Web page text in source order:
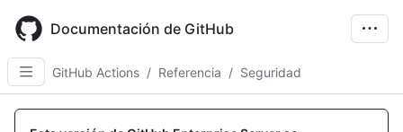
main
content
Documentación de GitHub
GitHub Actions / Referencia / Seguridad